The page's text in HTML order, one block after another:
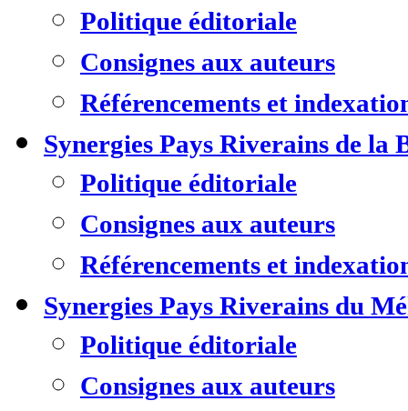
Politique éditoriale
Consignes aux auteurs
Référencements et
Synergies Pays Riverains de la
Politique éditoriale
Consignes aux auteurs
Référencements et
Synergies Pays Riverains du
Politique éditoriale
Consignes aux auteurs